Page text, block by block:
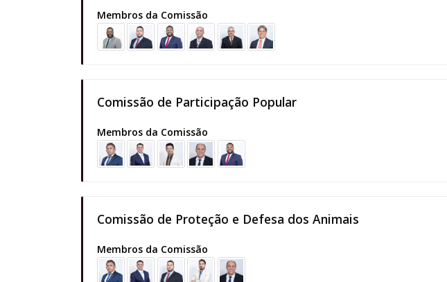
Membros da Comissão
Comissão de Participação Popular
Membros da Comissão
Comissão de Proteção e Defesa dos Animais
Membros da Comissão